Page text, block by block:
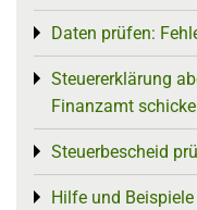
Daten prüfen:
Toggle menu
Steuererklärung
Finanzamt
Toggle menu
Steuerbescheid
Toggle menu
Hilfe und Beispiele
Toggle menu